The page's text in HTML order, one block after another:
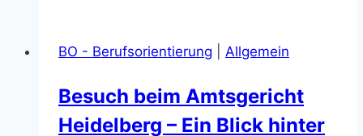
BO - Berufsorientierung Allgemein
Besuch beim Amtsgericht
Heidelberg – Ein Blick hinter